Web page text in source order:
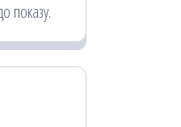
показу.